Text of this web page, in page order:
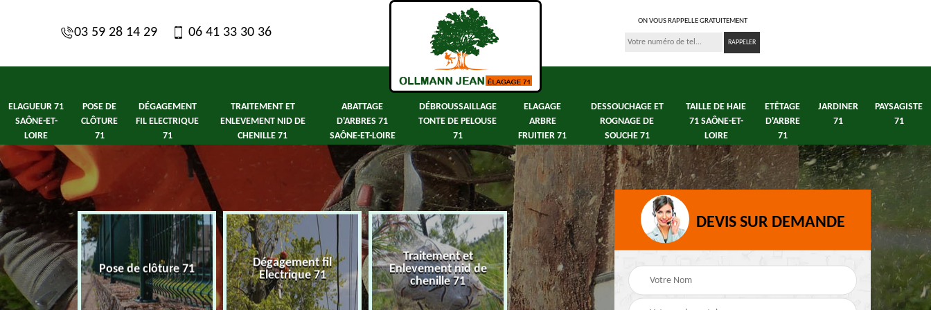
03 59 28 14 29 06 41 33 30 36
ON VOUS RAPPELLE GRATUITEMENT
ELAGUEUR 71
SAÔNE-ET-
LOIRE
POSE DE
CLÔTURE
71
DÉGAGEMENT
FIL ELECTRIQUE
71
TRAITEMENT ET
ENLEVEMENT NID DE
CHENILLE 71
ABATTAGE
D'ARBRES 71
SAÔNE-ET-LOIRE
DÉBROUSSAILLAGE
TONTE DE PELOUSE
71
ELAGAGE
ARBRE
FRUITIER 71
DESSOUCHAGE ET
ROGNAGE DE
SOUCHE 71
TAILLE DE HAIE
71 SAÔNE-ET-
LOIRE
ETÊTAGE
D'ARBRE
71
JARDINER
71
PAYSAGISTE
71
Saône-et-
Pose de clôture 71
Dégagement fil
Electrique 71
Traitement et
Enlevement nid de
chenille 71
Abattage d'arbres 71
Saône-et-Loire
Elagage arbre fruitier
71
DEVIS SUR DEMANDE